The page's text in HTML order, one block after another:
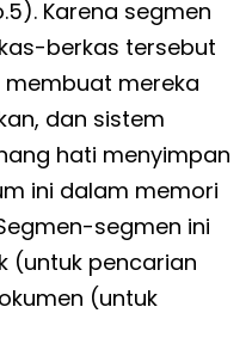
Karena segmen
berkas tersebut
membuat mereka
dan sistem
hati menyimpan
ini dalam memori
segmen ini
(untuk pencarian
(untuk